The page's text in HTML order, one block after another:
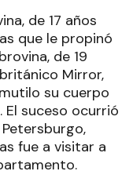
de 17 años
que le propinó
de 19
Mirror,
su cuerpo
suceso ocurrió
fue a visitar a